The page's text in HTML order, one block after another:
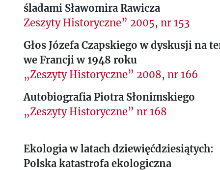
śladami Sławomira Rawicza
Zeszyty Historyczne” 2005, nr 153
Głos Józefa Czapskiego w dyskusji na
we Francji w 1948 roku
„Zeszyty Historyczne” 2008, nr 166
Autobiografia Piotra Słonimskiego
„Zeszyty Historyczne” nr 168
Ekologia w latach dziewięćdziesiątych:
Polska katastrofa ekologiczna